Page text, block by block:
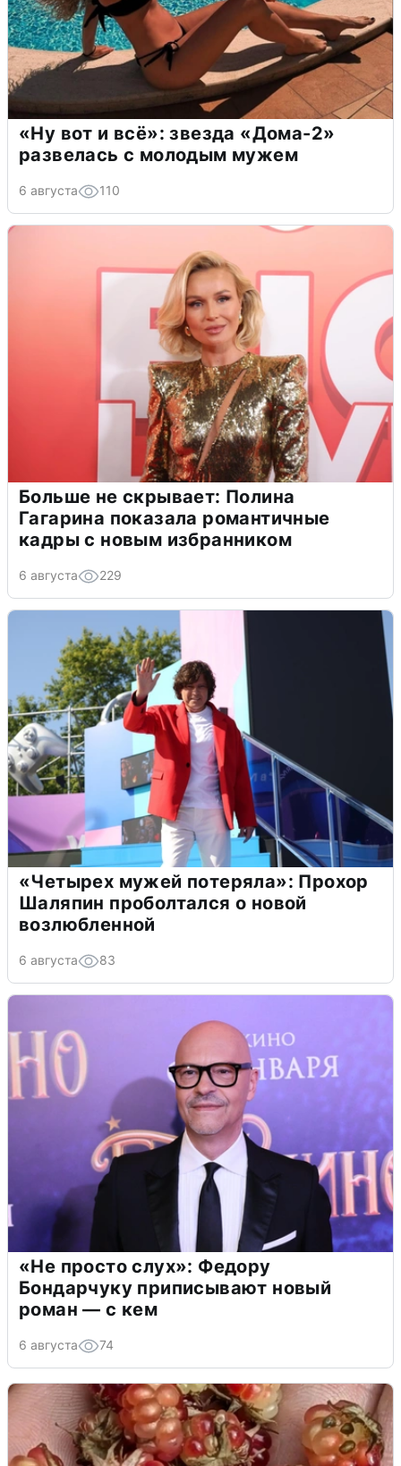
«Ну вот и всё»: звезда «Дома-2»
развелась с молодым мужем
6 августа 110
Больше не скрывает: Полина
Гагарина показала романтичные
кадры с новым избранником
6 августа 229
«Четырех мужей потеряла»: Прохор
Шаляпин проболтался о новой
возлюбленной
6 августа 83
«Не просто слух»: Федору
Бондарчуку приписывают новый
роман — с кем
6 августа 74